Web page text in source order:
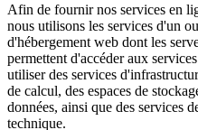
Afin de fournir nos services en
nous utilisons les services d'un
d'hébergement web dont les
permettent d'accéder aux
utiliser des services
de calcul, des espaces de
données, ainsi que des services
technique.